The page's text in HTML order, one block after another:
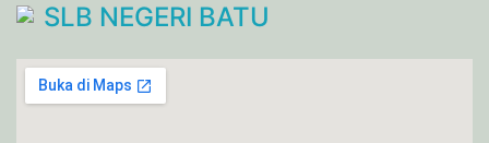
SLB NEGERI BATU